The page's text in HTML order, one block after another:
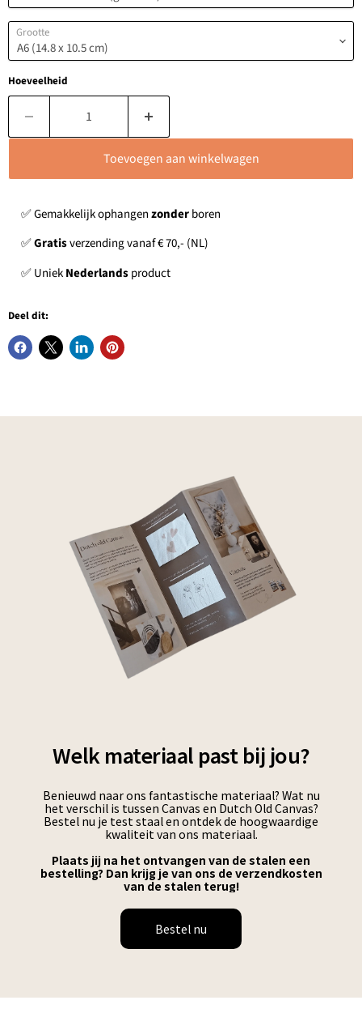
Grootte
Hoeveelheid
Toevoegen aan winkelwagen
✅ Gemakkelijk ophangenzonderboren
✅Gratisverzending vanaf € 70,- (NL)
✅ UniekNederlandsproduct
Deel dit:
Welk materiaal past bij jou?
Benieuwd naar ons fantastische materiaal? Wat nu
het verschil is tussen Canvas en Dutch Old Canvas?
Bestel nu je test staal en ontdek de hoogwaardige
kwaliteit van ons materiaal.
Plaats jij na het ontvangen van de stalen een
bestelling? Dan krijg je van ons de verzendkosten
van de stalen terug!
Bestel nu